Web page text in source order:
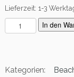
Lieferzeit: 1-3
m
t
In den
Kategorien: